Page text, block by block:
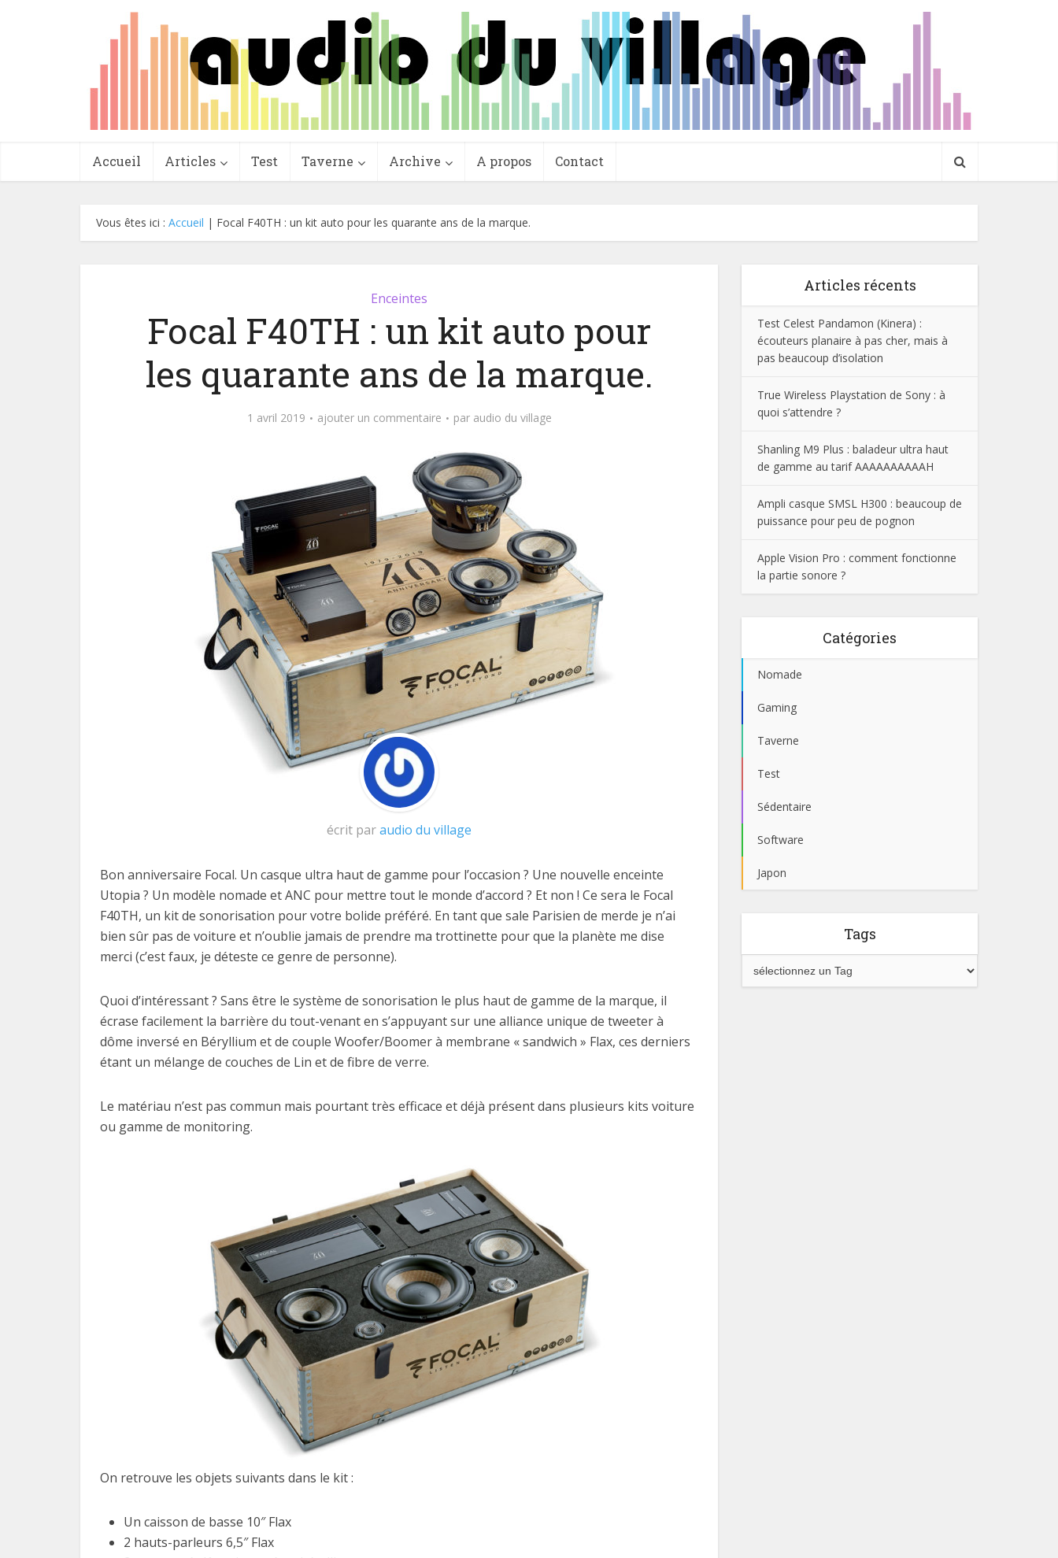
Accueil Articles Test Taverne Archive A propos Contact
Vous êtes ici : Accueil | Focal F40TH : un kit auto pour les quarante ans de la marque.
Enceintes
Focal F40TH : un kit auto pour
les quarante ans de la marque.
1 avril 2019 ajouter un commentaire par audio du village
écrit paraudio du village
Bon anniversaire Focal. Un casque ultra haut de gamme pour l’occasion ? Une nouvelle enceinte
Utopia ? Un modèle nomade et ANC pour mettre tout le monde d’accord ? Et non ! Ce sera le Focal
F40TH, un kit de sonorisation pour votre bolide préféré. En tant que sale Parisien de merde je n’ai
bien sûr pas de voiture et n’oublie jamais de prendre ma trottinette pour que la planète me dise
merci (c’est faux, je déteste ce genre de personne).
Quoi d’intéressant ? Sans être le système de sonorisation le plus haut de gamme de la marque, il
écrase facilement la barrière du tout-venant en s’appuyant sur une alliance unique de tweeter à
dôme inversé en Béryllium et de couple Woofer/Boomer à membrane « sandwich » Flax, ces derniers
étant un mélange de couches de Lin et de fibre de verre.
Le matériau n’est pas commun mais pourtant très efficace et déjà présent dans plusieurs kits voiture
ou gamme de monitoring.
On retrouve les objets suivants dans le kit :
Un caisson de basse 10″ Flax
2 hauts-parleurs 6,5″ Flax
Articles récents
Test Celest Pandamon (Kinera) :
écouteurs planaire à pas cher, mais à
pas beaucoup d’isolation
True Wireless Playstation de Sony : à
quoi s’attendre ?
Shanling M9 Plus : baladeur ultra haut
de gamme au tarif AAAAAAAAAAH
Ampli casque SMSL H300 : beaucoup de
puissance pour peu de pognon
Apple Vision Pro : comment fonctionne
la partie sonore ?
Catégories
Nomade
Gaming
Taverne
Test
Sédentaire
Software
Japon
Tags